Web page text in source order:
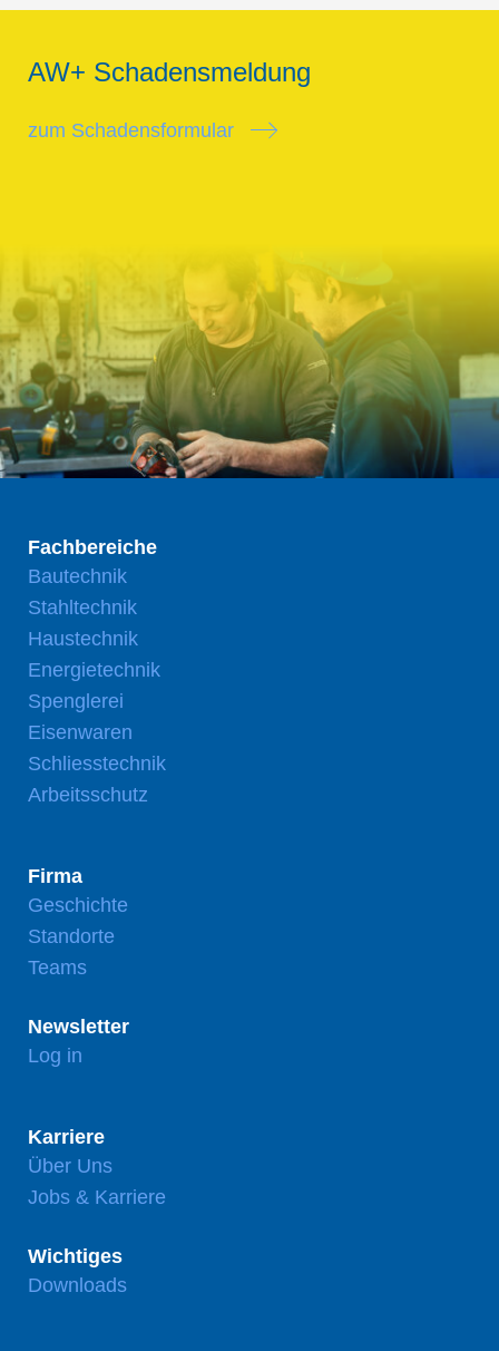
AW+ Schadensmeldung
zum Schadensformular
Fachbereiche
Bautechnik
Stahltechnik
Haustechnik
Energietechnik
Spenglerei
Eisenwaren
Schliesstechnik
Arbeitsschutz
Firma
Geschichte
Standorte
Teams
Newsletter
Log in
Karriere
Über Uns
Jobs & Karriere
Wichtiges
Downloads